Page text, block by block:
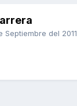
Septiembre del 2011